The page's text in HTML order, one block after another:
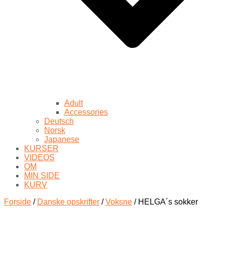
Adult
Accessories
Deutsch
Norsk
Japanese
KURSER
VIDEOS
OM
MIN SIDE
KURV
Forside / Danske opskrifter /Voksne / HELGA´s sokker